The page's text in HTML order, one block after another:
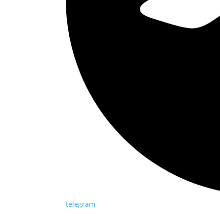
telegram